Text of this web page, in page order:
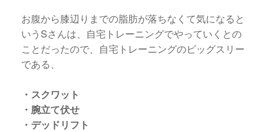
お腹から膝辺りまでの脂肪が落ちなくて気になると
いうSさんは、自宅トレーニングでやっていくとの
ことだったので、自宅トレーニングのビッグスリー
である、
・スクワット
・腕立て伏せ
・デッドリフト